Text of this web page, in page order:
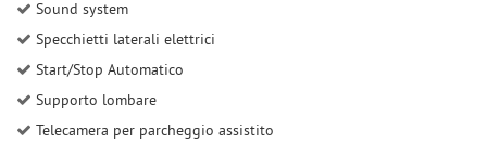
Sound system
Specchietti laterali elettrici
Start/Stop Automatico
Supporto lombare
Telecamera per parcheggio assistito